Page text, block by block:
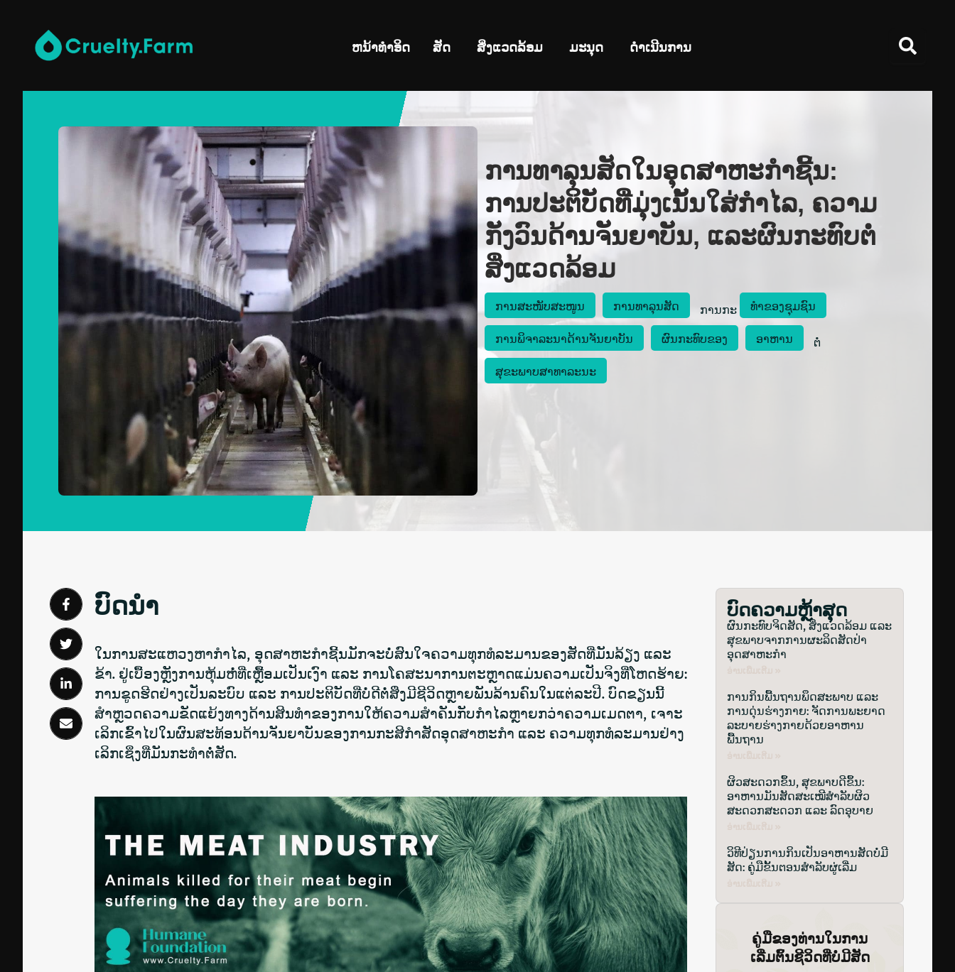
ຫນ້າທໍາອິດ ສັດ ສິ່ງແວດລ້ອມ ມະນຸດ ດໍາເນີນການ
ການທາລຸນສັດໃນອຸດສາຫະກໍາຊີ້ນ:
ການປະຕິບັດທີ່ມຸ່ງເນັ້ນໃສ່ກໍາໄລ, ຄວາມ
ກັງວົນດ້ານຈັນຍາບັນ, ແລະຜົນກະທົບຕໍ່
ສິ່ງແວດລ້ອມ
ການສະໜັບສະໜູນ ການທາລຸນສັດ ການກະ ທຳຂອງຊຸມຊົນ
ການພິຈາລະນາດ້ານຈັນຍາບັນ ຜົນກະທົບຂອງ ອາຫານ
ຕໍ່
ສຸຂະພາບສາທາລະນະ
ບົດນຳ
ໃນການສະແຫວງຫາກຳໄລ, ອຸດສາຫະກຳຊີ້ນມັກຈະບໍ່ສົນໃຈຄວາມທຸກທໍລະມານຂອງສັດທີ່ມັນລ້ຽງ ແລະ
ຂ້າ. ຢູ່ເບື້ອງຫຼັງການຫຸ້ມຫໍ່ທີ່ເຫຼື້ອມເປັນເງົາ ແລະ ການໂຄສະນາການຕະຫຼາດແມ່ນຄວາມເປັນຈິງທີ່ໂຫດຮ້າຍ:
ການຂູດຮີດຢ່າງເປັນລະບົບ ແລະ ການປະຕິບັດທີ່ບໍ່ດີຕໍ່ສິ່ງມີຊີວິດຫຼາຍພັນລ້ານຄົນໃນແຕ່ລະປີ. ບົດຂຽນນີ້
ສຳຫຼວດຄວາມຂັດແຍ້ງທາງດ້ານສິນທຳຂອງການໃຫ້ຄວາມສຳຄັນກັບກຳໄລຫຼາຍກວ່າຄວາມເມດຕາ, ເຈາະ
ເລິກເຂົ້າໄປໃນຜົນສະທ້ອນດ້ານຈັນຍາບັນຂອງການກະສິກຳສັດອຸດສາຫະກຳ ແລະ ຄວາມທຸກທໍລະມານຢ່າງ
ເລິກເຊິ່ງທີ່ມັນກະທຳຕໍ່ສັດ.
ບົດຄວາມຫຼ້າສຸດ
ຜົນກະທົບຈິດສັດ, ສິ່ງແວດລ້ອມ ແລະ
ສຸຂພາບຈາກການຜະລິດສັດປ່າ
ອຸດສາຫະກຳ
ການກິນພື້ນຖານພຶດສະພາບ ແລະ
ການດຸ່ນຮ່າງກາຍ: ຈັດການພະຍາດ
ລະບາຍຮ່າງກາຍດ້ວຍອາຫານ
ພື້ນຖານ
ຜິວສະດວກຂຶ້ນ, ສຸຂພາບດີຂຶ້ນ:
ອາຫານມັນສັດສະເໝີສຳລັບຜິວ
ສະດວກສະດວກ ແລະ ລົດອຸບາຍ
ວິທີປ່ຽນການກິນເປັນອາຫານສັດບໍ່ມີ
ສັດ: ຄູ່ມືຂັ້ນຕອນສຳລັບຜູ່ເລີ່ມ
ຄູ່ມືຂອງທ່ານໃນການ
ເລີ່ມຕົ້ນຊີວິດທີ່ບໍ່ມີສັດ